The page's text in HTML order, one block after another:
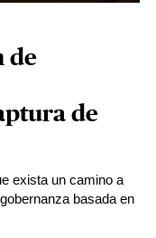
de
de
exista un camino a
basada en